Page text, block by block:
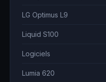
LG Optimus L9
Liquid S100
Logiciels
Lumia 620